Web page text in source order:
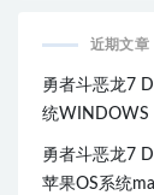
近期文章
勇者斗恶龙7
统WINDOWS
勇者斗恶龙7
苹果OS系统